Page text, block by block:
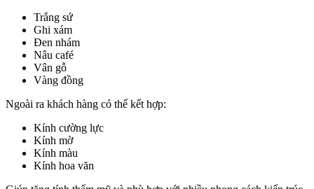
Trắng sứ
Ghi xám
Đen nhám
Nâu café
Vân gỗ
Vàng đồng
Ngoài ra khách hàng có thể kết hợp:
Kính cường lực
Kính mờ
Kính màu
Kính hoa văn